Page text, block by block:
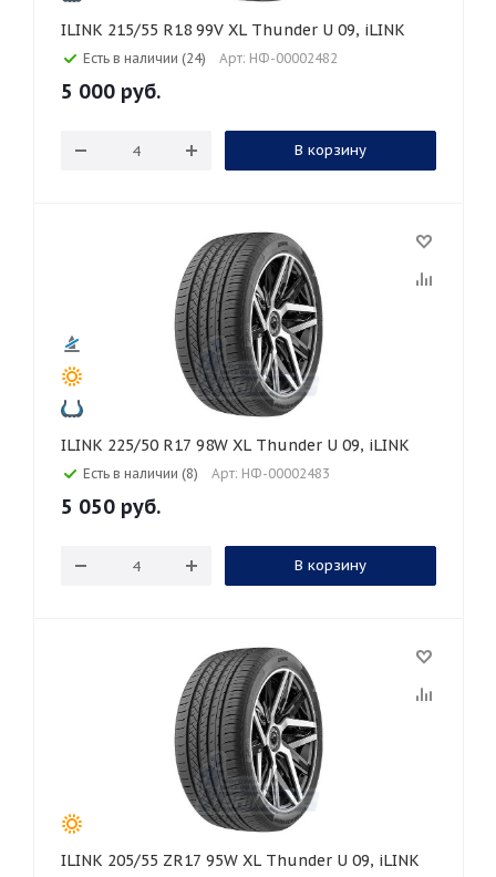
ILINK 215/55 R18 99V XL Thunder U 09, iLINK
Есть в наличии (24) Арт: НФ-00002482
5 000 руб.
В корзину
ILINK 225/50 R17 98W XL Thunder U 09, iLINK
Есть в наличии (8) Арт: НФ-00002483
5 050 руб.
В корзину
ILINK 205/55 ZR17 95W XL Thunder U 09, iLINK